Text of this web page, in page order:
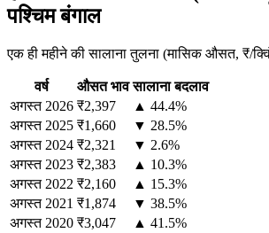
पश्चिम बंगाल
एक ही महीने की सालाना तुलना (मासिक औसत, ₹/
वर्ष औसत भाव सालाना बदलाव
अगस्त 2026 ₹2,397
▲ 44.4%
अगस्त 2025 ₹1,660
▼ 28.5%
अगस्त 2024 ₹2,321
▼ 2.6%
अगस्त 2023 ₹2,383
▲ 10.3%
अगस्त 2022 ₹2,160
▲ 15.3%
अगस्त 2021 ₹1,874
▼ 38.5%
अगस्त 2020 ₹3,047
▲ 41.5%